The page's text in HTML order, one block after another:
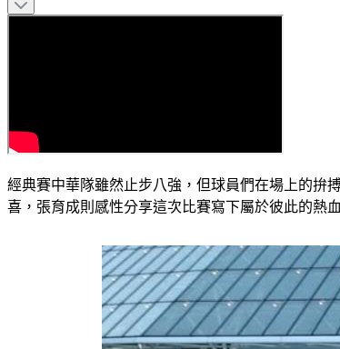
經典賽中華隊雖然止步八強，但球員們在場上的拚
喜，張育成則感性分享這次比賽寫下屬於彼此的熱